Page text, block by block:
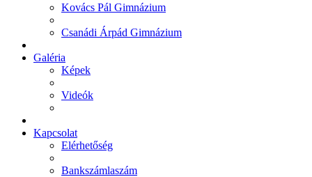
Kovács Pál Gimnázium
Csanádi Árpád Gimnázium
Galéria
Képek
Videók
Kapcsolat
Elérhetőség
Bankszámlaszám